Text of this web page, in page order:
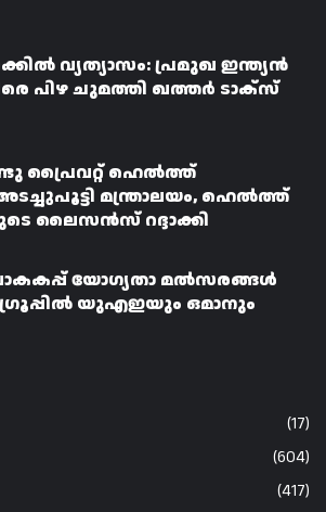
വ്യത്യാസം: പ്രമുഖ ഇന്ത്യൻ
പിഴ ചുമത്തി ഖത്തർ ടാക്‌സ്
പ്രൈവറ്റ് ഹെൽത്ത്
മന്ത്രാലയം, ഹെൽത്ത്
ലൈസൻസ് റദ്ദാക്കി
യോഗ്യതാ മൽസരങ്ങൾ
യുഎഇയും ഒമാനും
(17)
(604)
(417)